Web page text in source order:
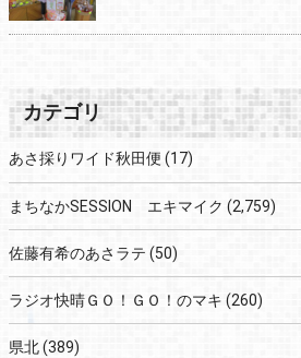
カテゴリ
あさ採りワイド秋田便 (17)
まちなかSESSION エキマイク (2,759)
佐藤有希のあさラテ (50)
ラジオ快晴ＧＯ！ＧＯ！のマキ (260)
県北(389)